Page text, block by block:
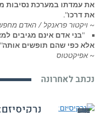
את עמדתו במערכת נסיבות
את דרכו".
~ ויקטור פראנקל / האדם
"בני אדם אינם מגיבים
אלא כפי שהם תופשים
~ אפיקטטוס
נכתב לאחרונה